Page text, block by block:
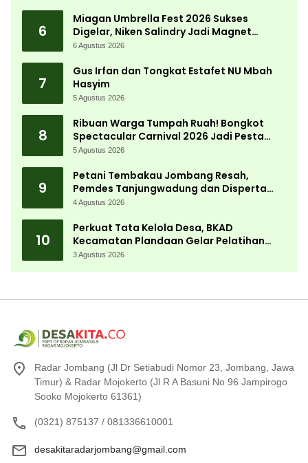
6
Miagan Umbrella Fest 2026 Sukses
Digelar, Niken Salindry Jadi Magnet
Ribuan Pengunjung
6 Agustus 2026
7
Gus Irfan dan Tongkat Estafet NU Mbah
Hasyim
5 Agustus 2026
8
Ribuan Warga Tumpah Ruah! Bongkot
Spectacular Carnival 2026 Jadi Pesta
Kemerdekaan Terbesar di Peterongan
5 Agustus 2026
9
Petani Tembakau Jombang Resah,
Pemdes Tanjungwadung dan Disperta
Bergerak Cepat
4 Agustus 2026
10
Perkuat Tata Kelola Desa, BKAD
Kecamatan Plandaan Gelar Pelatihan
Aparatur Pemdes
3 Agustus 2026
Radar Jombang (Jl Dr Setiabudi Nomor 23, Jombang, Jawa
Timur) & Radar Mojokerto (Jl R A Basuni No 96 Jampirogo
Sooko Mojokerto 61361)
(0321) 875137 / 081336610001
desakitaradarjombang@gmail.com